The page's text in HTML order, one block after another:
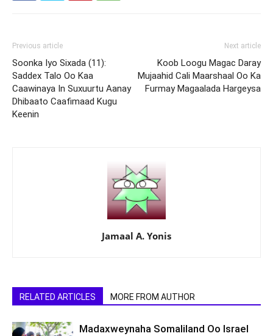
Previous article
Soonka Iyo Sixada (11):
Saddex Talo Oo Kaa
Caawinaya In Suxuurtu Aanay
Dhibaato Caafimaad Kugu
Keenin
Next article
Koob Loogu Magac Daray
Mujaahid Cali Maarshaal Oo Ka
Furmay Magaalada Hargeysa
Jamaal A. Yonis
RELATED ARTICLES MORE FROM AUTHOR
Madaxweynaha Somaliland Oo Israel